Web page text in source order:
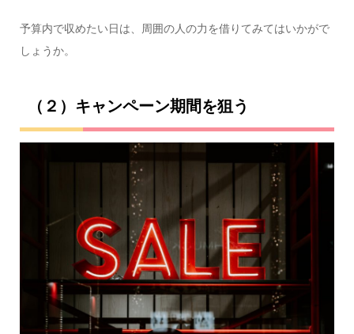
予算内で収めたい日は、周囲の人の力を借りてみてはいかがで
しょうか。
（２）キャンペーン期間を狙う